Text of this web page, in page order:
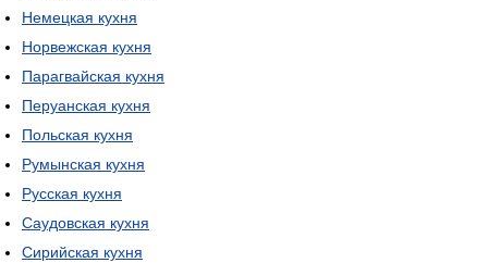
Немецкая кухня
Норвежская кухня
Парагвайская кухня
Перуанская кухня
Польская кухня
Румынская кухня
Русская кухня
Саудовская кухня
Сирийская кухня